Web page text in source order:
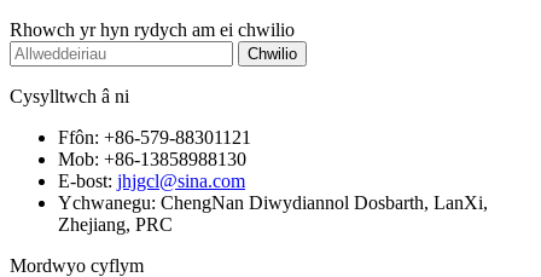
Rhowch yr hyn rydych am ei chwilio
Cysylltwch â ni
Ffôn: +86-579-88301121
Mob: +86-13858988130
E-bost: jhjgcl@sina.com
Ychwanegu: ChengNan Diwydiannol Dosbarth, LanXi,
Zhejiang, PRC
Mordwyo cyflym